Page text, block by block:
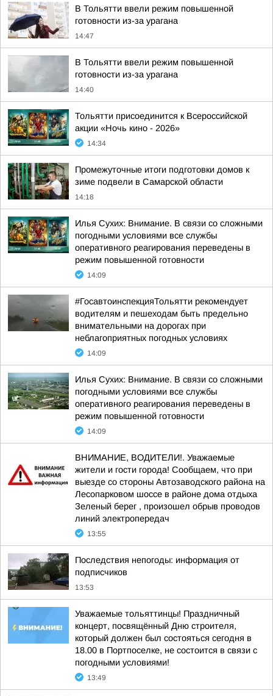
В Тольятти ввели режим повышенной
готовности из-за урагана
14:47
В Тольятти ввели режим повышенной
готовности из-за урагана
14:40
Тольятти присоединится к Всероссийской
акции «Ночь кино - 2026»
14:34
Промежуточные итоги подготовки домов к
зиме подвели в Самарской области
14:18
Илья Сухих: Внимание. В связи со сложными
погодными условиями все службы
оперативного реагирования переведены в
режим повышенной готовности
14:09
#ГосавтоинспекцияТольятти рекомендует
водителям и пешеходам быть предельно
внимательными на дорогах при
неблагоприятных погодных условиях
14:09
Илья Сухих: Внимание. В связи со сложными
погодными условиями все службы
оперативного реагирования переведены в
режим повышенной готовности
14:09
ВНИМАНИЕ, ВОДИТЕЛИ!. Уважаемые
жители и гости города! Сообщаем, что при
выезде со стороны Автозаводского района на
Лесопарковом шоссе в районе дома отдыха
Зеленый берег , произошел обрыв проводов
линий электропередач
13:55
Последствия непогоды: информация от
подписчиков
13:53
Уважаемые тольяттинцы! Праздничный
концерт, посвящённый Дню строителя,
который должен был состояться сегодня в
18.00 в Портпоселке, не состоится в связи с
погодными условиями!
13:49